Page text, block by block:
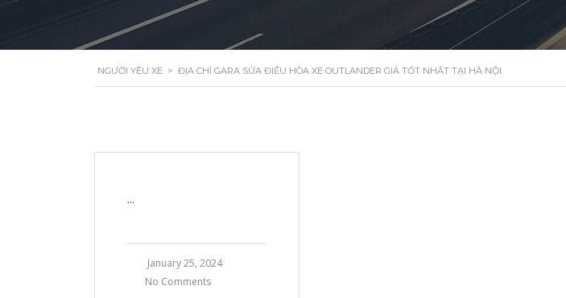
NGƯỜI YÊU XE > ĐỊA CHỈ GARA SỬA ĐIỀU HÒA XE OUTLANDER GIÁ TỐT NHẤT TẠI HÀ NỘI
...
January 25, 2024
No Comments